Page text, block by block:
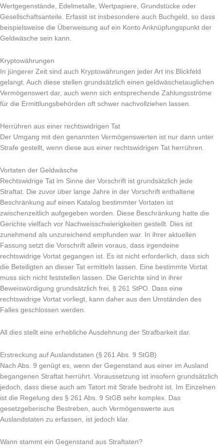
Wertgegenstände, Edelmetalle, Wertpapiere, Grundstücke oder
Gesellschaftsanteile. Erfasst ist insbesondere auch Buchgeld, so dass
beispielsweise die Überweisung auf ein Konto Anknüpfungspunkt der
Geldwäsche sein kann.
Kryptowährungen
In jüngerer Zeit sind auch Kryptowährungen jeder Art ins Blickfeld
gelangt. Auch diese stellen grundsätzlich einen geldwäschetauglichen
Vermögenswert dar, auch wenn sich entsprechende Zahlungsströme
für die Ermittlungsbehörden oft schwer nachvollziehen lassen.
Herrühren aus einer rechtswidrigen Tat
Der Umgang mit den genannten Vermögenswerten ist nur dann unter
Strafe gestellt, wenn diese aus einer rechtswidrigen Tat herrühren.
Vortaten der Geldwäsche
Rechtswidrige Tat im Sinne der Vorschrift ist grundsätzlich jede
Straftat. Die zuvor über lange Jahre in der Vorschrift enthaltene
Beschränkung auf einen Katalog bestimmter Vortaten ist
zwischenzeitlich aufgegeben worden. Diese Beschränkung hatte die
Gerichte vielfach vor Nachweisschwierigkeiten gestellt. Dies ist
zunehmend als unzureichend empfunden war. In ihrer aktuellen
Fassung setzt die Vorschrift allein voraus, dass irgendeine
rechtswidrige Vortat gegangen ist. Es ist nicht erforderlich, dass sich
die Beteiligten an dieser Tat ermitteln lassen. Eine bestimmte Vortat
muss sich nicht feststellen lassen. Die Gerichte sind in ihrer
Beweiswürdigung grundsätzlich frei, § 261 StPO. Dass eine
rechtswidrige Vortat vorliegt, kann daher aus den Umständen des
Falles geschlossen werden.
All dies stellt eine erhebliche Ausdehnung der Strafbarkeit dar.
Erstreckung auf Auslandstaten (§ 261 Abs. 9 StGB)
Nach Abs. 9 genügt es, wenn der Gegenstand aus einer im Ausland
begangenen Straftat herrührt. Voraussetzung ist insofern grundsätzlich
jedoch, dass diese auch am Tatort mit Strafe bedroht ist. Im Einzelnen
ist die Regelung des § 261 Abs. 9 StGB sehr komplex. Das
gesetzgeberische Bestreben, auch Vermögenswerte aus
Auslandstaten zu erfassen, ist jedoch klar.
Wann stammt ein Gegenstand aus Straftaten?